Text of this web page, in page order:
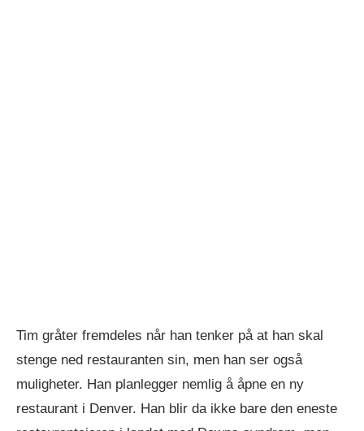
Tim gråter fremdeles når han tenker på at han skal
stenge ned restauranten sin, men han ser også
muligheter. Han planlegger nemlig å åpne en ny
restaurant i Denver. Han blir da ikke bare den eneste